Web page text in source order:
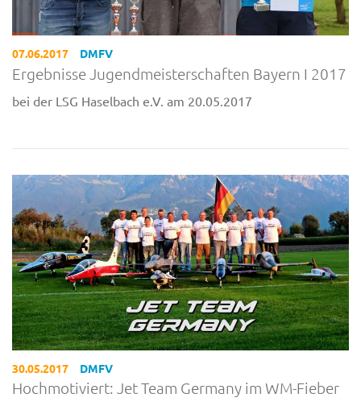
07.06.2017 DMFV
Ergebnisse Jugendmeisterschaften Bayern I 2017
bei der LSG Haselbach e.V. am 20.05.2017
30.05.2017 DMFV
Hochmotiviert: Jet Team Germany im WM-Fieber